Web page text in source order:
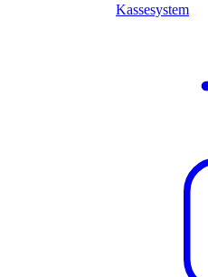
Kassesystem